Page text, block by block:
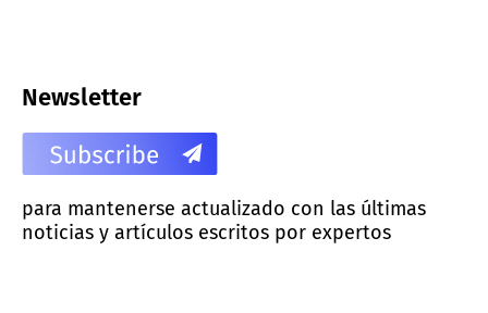
Newsletter
para mantenerse actualizado con las últimas
noticias y artículos escritos por expertos